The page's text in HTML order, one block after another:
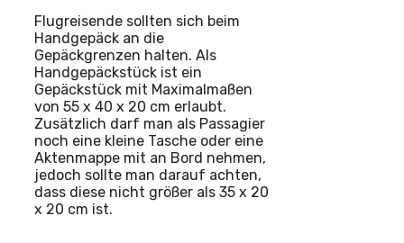
Flugreisende sollten sich beim
Handgepäck an die
Gepäckgrenzen halten. Als
Handgepäckstück ist ein
Gepäckstück mit Maximalmaßen
von 55 x 40 x 20 cm erlaubt.
Zusätzlich darf man als Passagier
noch eine kleine Tasche oder eine
Aktenmappe mit an Bord nehmen,
jedoch sollte man darauf achten,
dass diese nicht größer als 35 x 20
x 20 cm ist.